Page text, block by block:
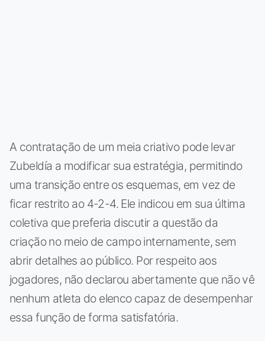
A contratação de um meia criativo pode levar
Zubeldía a modificar sua estratégia, permitindo
uma transição entre os esquemas, em vez de
ficar restrito ao 4-2-4. Ele indicou em sua última
coletiva que preferia discutir a questão da
criação no meio de campo internamente, sem
abrir detalhes ao público. Por respeito aos
jogadores, não declarou abertamente que não vê
nenhum atleta do elenco capaz de desempenhar
essa função de forma satisfatória.